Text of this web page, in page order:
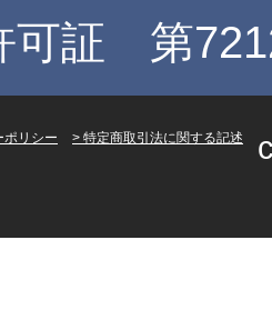
可証 第
ポリシー 特定商取引法に関する記述